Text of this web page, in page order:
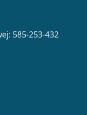
585-253-432